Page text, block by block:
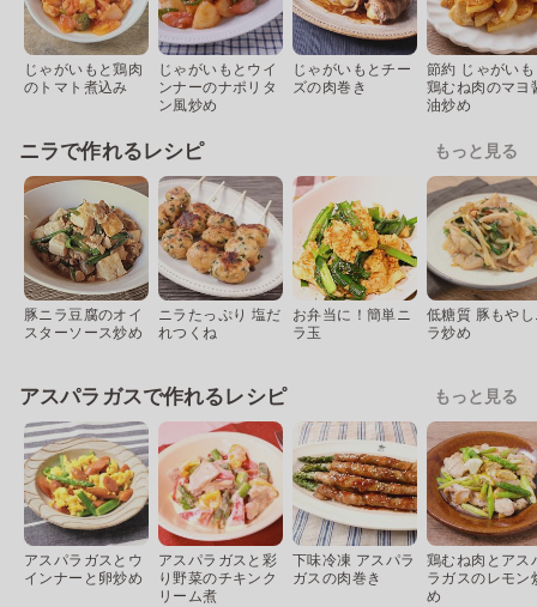
じゃがいもと鶏肉
のトマト煮込み
じゃがいもとウイ
ンナーのナポリタ
ン風炒め
じゃがいもとチー
ズの肉巻き
節約 じゃがい
鶏むね肉のマヨ
油炒め
ニラで作れるレシピ もっと見る
豚ニラ豆腐のオイ
スターソース炒め
ニラたっぷり 塩だ
れつくね
お弁当に！簡単ニ
ラ玉
低糖質 豚もや
ラ炒め
アスパラガスで作れるレシピ もっと見る
アスパラガスとウ
インナーと卵炒め
アスパラガスと彩
り野菜のチキンク
リーム煮
下味冷凍 アスパラ
ガスの肉巻き
鶏むね肉とアス
ラガスのレモン
め